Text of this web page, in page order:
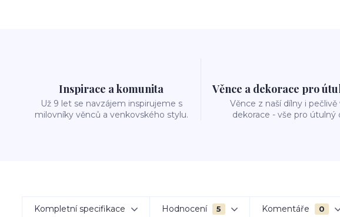
Inspirace a komunita
Už 9 let se navzájem inspirujeme s
milovníky věnců a venkovského stylu.
Věnce a dekorace pro
Věnce z naší dílny i pečlivě
dekorace - vše pro útulný
Kompletní specifikace Hodnocení 5 Komentáře 0